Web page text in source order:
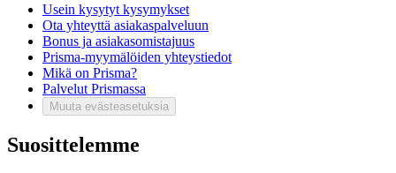
Usein kysytyt kysymykset
Ota yhteyttä asiakaspalveluun
Bonus ja asiakasomistajuus
Prisma-myymälöiden yhteystiedot
Mikä on Prisma?
Palvelut Prismassa
Muuta evästeasetuksia
Suosittelemme